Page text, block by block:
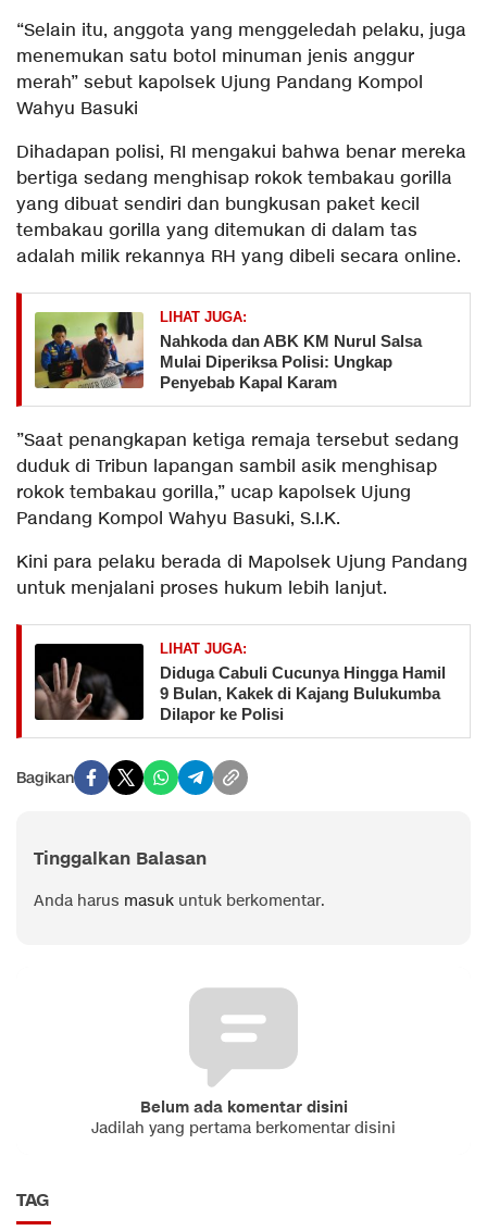
“Selain itu, anggota yang menggeledah pelaku, juga
menemukan satu botol minuman jenis anggur
merah” sebut kapolsek Ujung Pandang Kompol
Wahyu Basuki
Dihadapan polisi, RI mengakui bahwa benar mereka
bertiga sedang menghisap rokok tembakau gorilla
yang dibuat sendiri dan bungkusan paket kecil
tembakau gorilla yang ditemukan di dalam tas
adalah milik rekannya RH yang dibeli secara online.
LIHAT JUGA:
Nahkoda dan ABK KM Nurul Salsa
Mulai Diperiksa Polisi: Ungkap
Penyebab Kapal Karam
”Saat penangkapan ketiga remaja tersebut sedang
duduk di Tribun lapangan sambil asik menghisap
rokok tembakau gorilla,” ucap kapolsek Ujung
Pandang Kompol Wahyu Basuki, S.I.K.
Kini para pelaku berada di Mapolsek Ujung Pandang
untuk menjalani proses hukum lebih lanjut.
LIHAT JUGA:
Diduga Cabuli Cucunya Hingga Hamil
9 Bulan, Kakek di Kajang Bulukumba
Dilapor ke Polisi
Bagikan
Tinggalkan Balasan
Anda harus masuk untuk berkomentar.
Belum ada komentar disini
Jadilah yang pertama berkomentar disini
TAG